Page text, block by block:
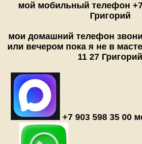
мой мобильный телефон +7
Григорий
мои домашний телефон
или вечером пока я не в
11 27 Григорий
+7 903 598 35 00